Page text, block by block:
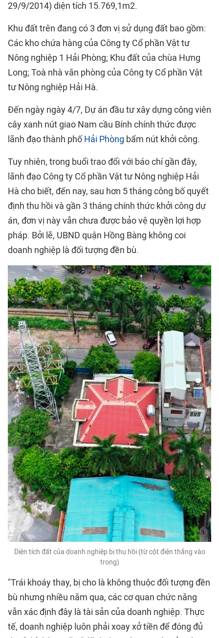
29/9/2014) diện tích 15.769,1m2.
Khu đất trên đang có 3 đơn vị sử dụng đất bao gồm:
Các kho chứa hàng của Công ty Cổ phần Vật tư
Nông nghiệp 1 Hải Phòng; Khu đất của chùa Hưng
Long; Toà nhà văn phòng của Công ty Cổ phần Vật
tư Nông nghiệp Hải Hà.
Đến ngày ngày 4/7, Dự án đầu tư xây dựng công viên
cây xanh nút giao Nam cầu Bính chính thức được
lãnh đạo thành phố Hải Phòng bấm nút khởi công.
Tuy nhiên, trong buổi trao đổi với báo chí gần đây,
lãnh đạo Công ty Cổ phần Vật tư Nông nghiệp Hải
Hà cho biết, đến nay, sau hơn 5 tháng công bố quyết
định thu hồi và gần 3 tháng chính thức khởi công dự
án, đơn vị này vẫn chưa được bảo vệ quyền lợi hợp
pháp. Bởi lẽ, UBND quận Hồng Bàng không coi
doanh nghiệp là đối tượng đền bù.
Diện tích đất của doanh nghiệp bị thu hồi (từ cột điện thẳng vào
trong)
"Trái khoáy thay, bị cho là không thuộc đối tượng đền
bù nhưng nhiều năm qua, các cơ quan chức năng
vẫn xác định đây là tài sản của doanh nghiệp. Thực
tế, doanh nghiệp luôn phải xoay xở tiền để đóng đủ